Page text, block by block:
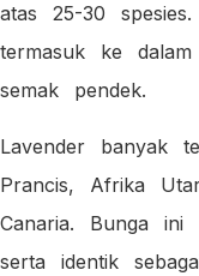
atas 25-30
termasuk ke
semak pendek.
Lavender banyak
Prancis, Afrika
Canaria. Bunga
serta identik